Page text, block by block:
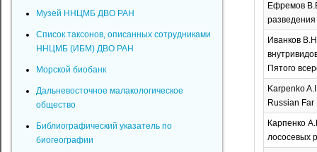
Ефремов
Иванков
Пятого
Karpenko
Russian Far
Карпенко
лососевых
Музей ННЦМБ ДВО РАН
Список таксонов, описанных сотрудниками
ННЦМБ (ИБМ) ДВО РАН
Морской биобанк
Дальневосточное малакологическое
общество
Библиографический указатель по
биогеографии